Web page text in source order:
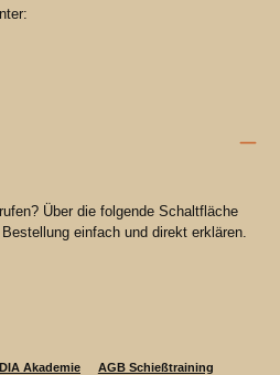
Über die folgende Schaltfläche
einfach und direkt erklären.
Akademie
AGB Schießtraining